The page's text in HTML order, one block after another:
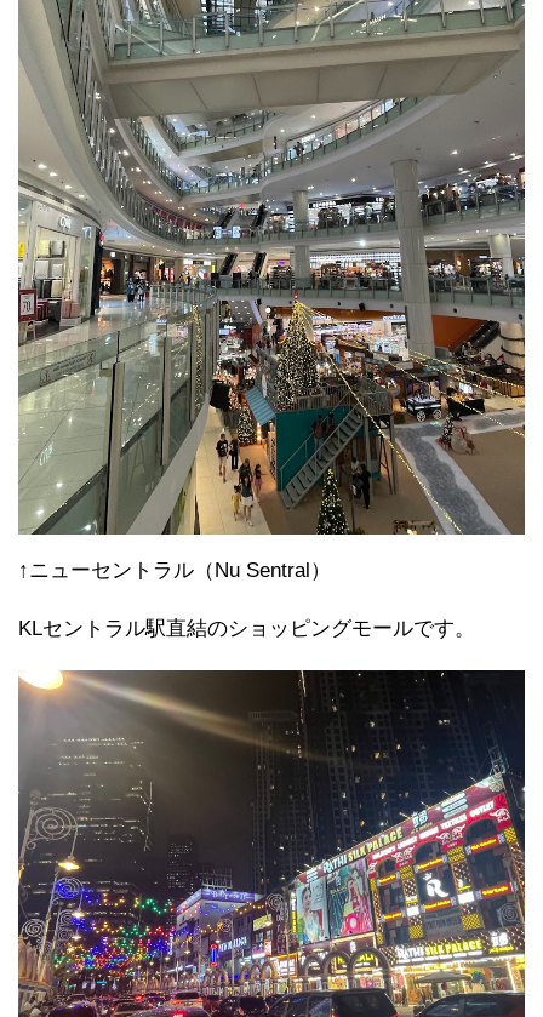
↑ニューセントラル（Nu Sentral）
KLセントラル駅直結のショッピングモールです。